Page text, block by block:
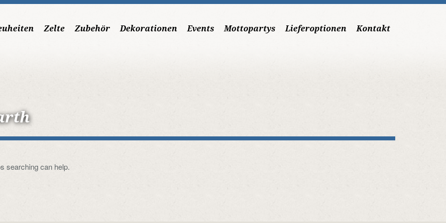
Zelte Zubehör Dekorationen Events Mottopartys Lieferoptionen Kontakt
searching can help.